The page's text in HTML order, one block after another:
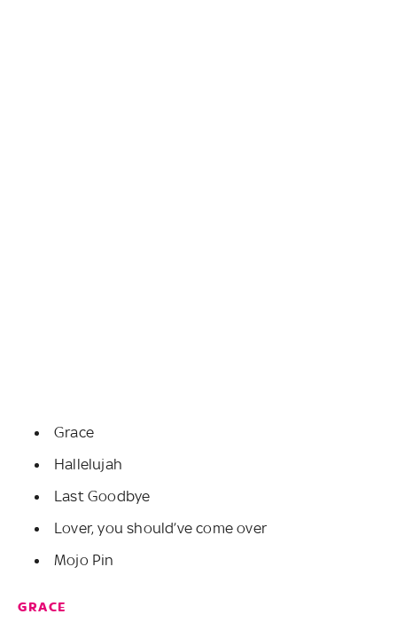
Grace
Hallelujah
Last Goodbye
Lover, you should’ve come over
Mojo Pin
GRACE